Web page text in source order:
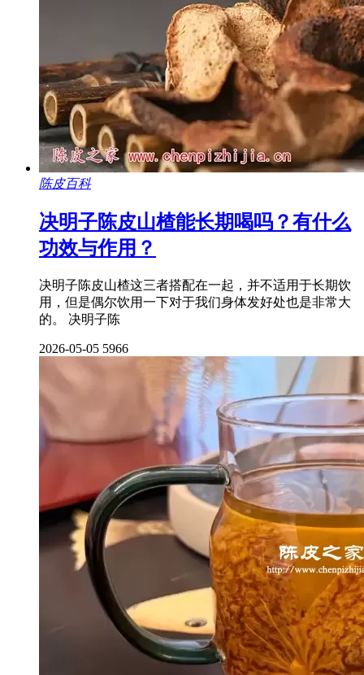
陈皮百科
决明子陈皮山楂能长期喝吗？有什么
功效与作用？
决明子陈皮山楂这三者搭配在一起，并不适用于长期饮
用，但是偶尔饮用一下对于我们身体发好处也是非常大
的。 决明子陈
2026-05-05 5966